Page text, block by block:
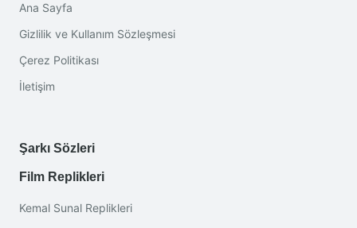
Ana Sayfa
Gizlilik ve Kullanım Sözleşmesi
Çerez Politikası
İletişim
Şarkı Sözleri
Film Replikleri
Kemal Sunal Replikleri